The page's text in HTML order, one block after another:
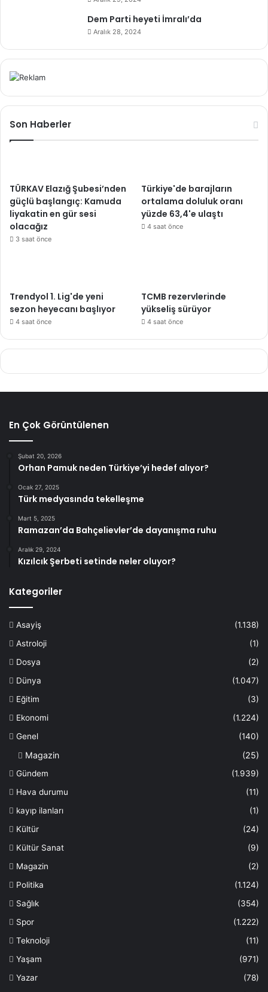
Dem Parti heyeti İmralı’da
Aralık 28, 2024
Son Haberler
TÜRKAV Elazığ Şubesi’nden
güçlü başlangıç: Kamuda
liyakatin en gür sesi
olacağız
3 saat önce
Türkiye'de barajların
ortalama doluluk oranı
yüzde 63,4'e ulaştı
4 saat önce
Trendyol 1. Lig'de yeni
sezon heyecanı başlıyor
4 saat önce
TCMB rezervlerinde
yükseliş sürüyor
4 saat önce
En Çok Görüntülenen
Şubat 20, 2026
Orhan Pamuk neden Türkiye’yi hedef alıyor?
Ocak 27, 2025
Türk medyasında tekelleşme
Mart 5, 2025
Ramazan’da Bahçelievler’de dayanışma ruhu
Aralık 29, 2024
Kızılcık Şerbeti setinde neler oluyor?
Kategoriler
Asayiş
(1.138)
Astroloji
(1)
Dosya
(2)
Dünya
(1.047)
Eğitim
(3)
Ekonomi
(1.224)
Genel
(140)
Magazin (25)
Gündem
(1.939)
Hava durumu
(11)
kayıp ilanları
(1)
Kültür
(24)
Kültür Sanat
(9)
Magazin
(2)
Politika
(1.124)
Sağlık
(354)
Spor
(1.222)
Teknoloji
(11)
Yaşam
(971)
Yazar
(78)